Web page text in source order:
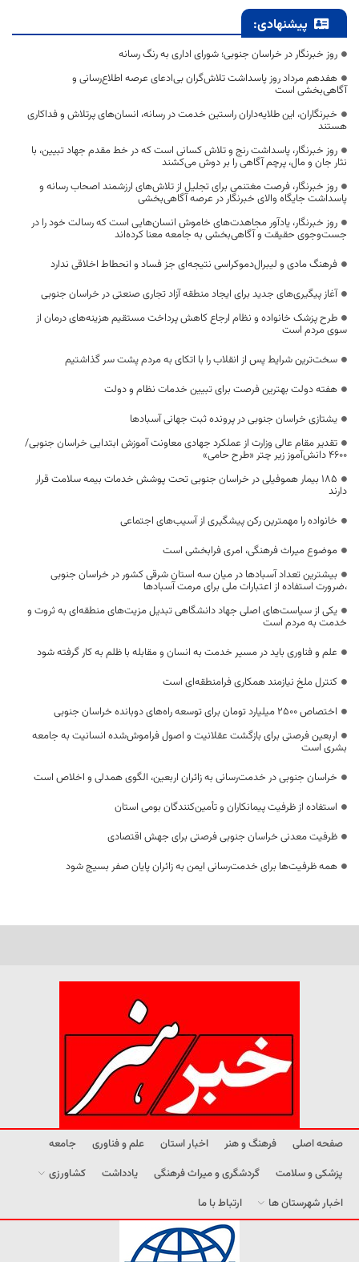
پیشنهادی:
روز خبرنگار در خراسان جنوبی؛ شورای اداری به رنگ رسانه
هفدهم مرداد روز پاسداشت تلاش‌گران بی‌ادعای عرصه اطلاع‌رسانی و
آگاهی‌بخشی است
خبرنگاران، این طلایه‌داران راستین خدمت در رسانه، انسان‌های پرتلاش و فداکاری
هستند
روز خبرنگار، پاسداشت رنج و تلاش کسانی است که در خط مقدم جهاد تبیین، با
نثار جان و مال، پرچم آگاهی را بر دوش می‌کشند
روز خبرنگار، فرصت مغتنمی برای تجلیل از تلاش‌های ارزشمند اصحاب رسانه و
پاسداشت جایگاه والای خبرنگار در عرصه آگاهی‌بخشی
روز خبرنگار، یادآور مجاهدت‌های خاموش انسان‌هایی است که رسالت خود را در
جست‌وجوی حقیقت و آگاهی‌بخشی به جامعه معنا کرده‌اند
فرهنگ مادی و لیبرال‌دموکراسی نتیجه‌ای جز فساد و انحطاط اخلاقی ندارد
آغاز پیگیری‌های جدید برای ایجاد منطقه آزاد تجاری صنعتی در خراسان جنوبی
طرح پزشک خانواده و نظام ارجاع کاهش پرداخت مستقیم هزینه‌های درمان از
سوی مردم است
سخت‌ترین شرایط پس از انقلاب را با اتکای به مردم پشت سر گذاشتیم
هفته دولت بهترین فرصت برای تبیین خدمات نظام و دولت
یشتازی خراسان جنوبی در پرونده ثبت جهانی آسبادها
تقدیر مقام عالی وزارت از عملکرد جهادی معاونت آموزش ابتدایی خراسان جنوبی/
۴۶۰۰ دانش‌آموز زیر چتر «طرح حامی»
۱۸۵ بیمار هموفیلی در خراسان جنوبی تحت پوشش خدمات بیمه سلامت قرار
دارند
خانواده را مهمترین رکن پیشگیری از آسیب‌های اجتماعی
موضوع میراث فرهنگی، امری فرابخشی است
بیشترین تعداد آسبادها در میان سه استان شرقی کشور در خراسان جنوبی
،ضرورت استفاده از اعتبارات ملی برای مرمت آسبادها
یکی از سیاست‌های اصلی جهاد دانشگاهی تبدیل مزیت‌های منطقه‌ای به ثروت و
خدمت به مردم است
علم و فناوری باید در مسیر خدمت به انسان و مقابله با ظلم به کار گرفته شود
کنترل ملخ نیازمند همکاری فرامنطقه‌ای است
اختصاص 2500 میلیارد تومان برای توسعه راه‌های دوبانده خراسان جنوبی
اربعین فرصتی برای بازگشت عقلانیت و اصول فراموش‌شده انسانیت به جامعه
بشری است
خراسان جنوبی در خدمت‌رسانی به زائران اربعین، الگوی همدلی و اخلاص است
استفاده از ظرفیت پیمانکاران و تأمین‌کنندگان بومی استان
ظرفیت معدنی خراسان جنوبی فرصتی برای جهش اقتصادی
همه ظرفیت‌ها برای خدمت‌رسانی ایمن به زائران پایان صفر بسیج شود
صفحه اصلی فرهنگ و هنر اخبار استان علم و فناوری
جامعه
پزشکی و سلامت
گردشگری و میراث فرهنگی یادداشت
کشاورزی
اخبار شهرستان ها
ارتباط با ما